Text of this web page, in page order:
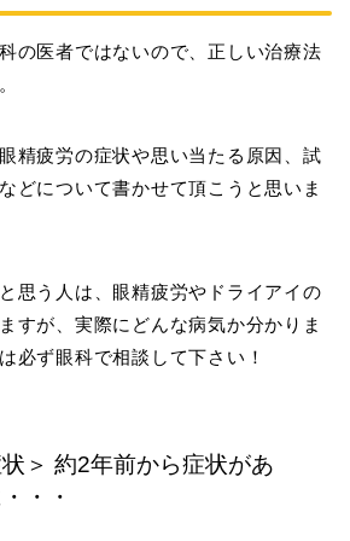
の医者ではないので、正しい治療法
精疲労の症状や思い当たる原因、試
どについて書かせて頂こうと思いま
思う人は、眼精疲労やドライアイの
すが、実際にどんな病気か分かりま
必ず眼科で相談して下さい！
＞ 約2年前から症状があ
・・